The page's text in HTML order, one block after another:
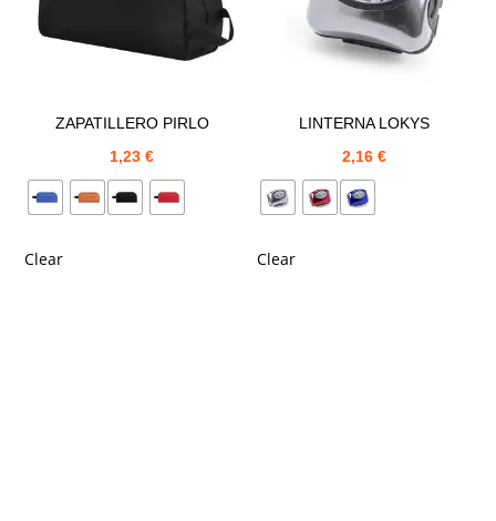
ZAPATILLERO PIRLO
1,23€
Clear
LINTERNA LOKYS
2,16 €
Clear